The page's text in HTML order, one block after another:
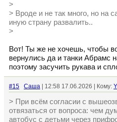
>
> Вроде и не так много, но на
иную страну развалить..
>
Вот! Ты же не хочешь, чтобы
вернулись да и танки Абрамс
поэтому засучить рукава и
#15 Cаша | 12:58 17.06.2026 | Кому:
> При всём согласии с
отвязаться от вопроса: чем
автобус с детьми через